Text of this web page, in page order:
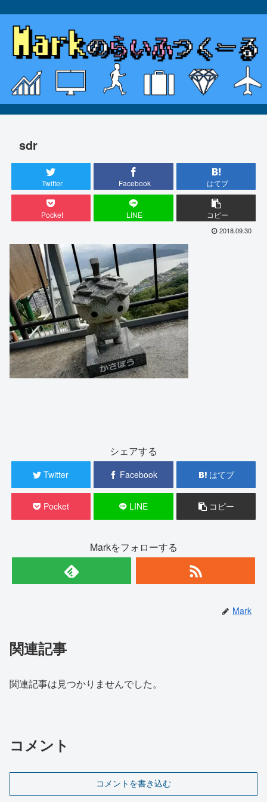
sdr
Twitter Facebook はてブ
Pocket LINE コピー
2018.09.30
シェアする
Twitter Facebook はてブ
Pocket LINE コピー
Markをフォローする
Mark
関連記事
関連記事は見つかりませんでした。
コメント
コメントを書き込む